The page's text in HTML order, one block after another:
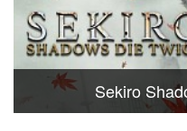
Sekiro